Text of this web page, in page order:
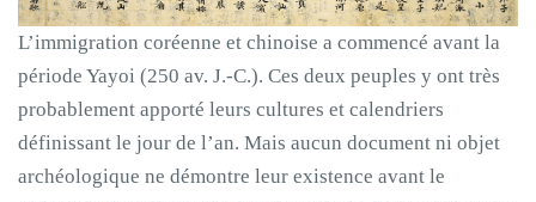
L’immigration coréenne et chinoise a commencé avant la
période Yayoi (250 av. J.-C.). Ces deux peuples y ont très
probablement apporté leurs cultures et calendriers
définissant le jour de l’an. Mais aucun document ni objet
archéologique ne démontre leur existence avant le